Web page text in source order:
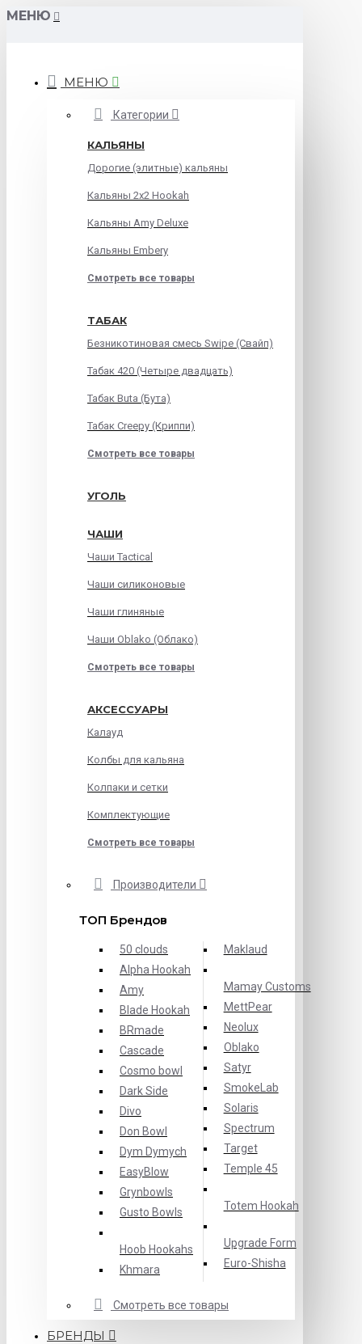
МЕНЮ
МЕНЮ
Категории
КАЛЬЯНЫ
Дорогие (элитные) кальяны
Кальяны 2х2 Hookah
Кальяны Amy Deluxe
Кальяны Embery
Смотреть все товары
ТАБАК
Безникотиновая смесь Swipe (Свайп)
Табак 420 (Четыре двадцать)
Табак Buta (Бута)
Табак Creepy (Криппи)
Смотреть все товары
УГОЛЬ
ЧАШИ
Чаши Tactical
Чаши силиконовые
Чаши глиняные
Чаши Oblako (Облако)
Смотреть все товары
АКСЕССУАРЫ
Калауд
Колбы для кальяна
Колпаки и сетки
Комплектующие
Смотреть все товары
Производители
ТОП Брендов
50 clouds
Alpha Hookah
Amy
Blade Hookah
BRmade
Cascade
Cosmo bowl
Dark Side
Divo
Don Bowl
Dym Dymych
EasyBlow
Grynbowls
Gusto Bowls
Hoob Hookahs
Khmara
Maklaud
Mamay Customs
MettPear
Neolux
Oblako
Satyr
SmokeLab
Solaris
Spectrum
Target
Temple 45
Totem Hookah
Upgrade Form
Еuro-Shisha
Смотреть все товары
БРЕНДЫ